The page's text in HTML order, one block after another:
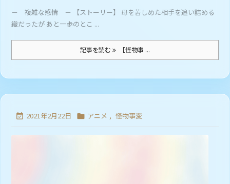
－ 複雑な感情 － 【ストーリー】 母を苦しめた相手を追い詰める
織だったが あと一歩のとこ ...
記事を読む 【怪物事 ...
 2021年2月22日  アニメ , 怪物事変